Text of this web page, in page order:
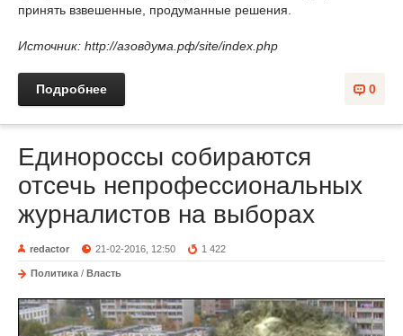
принять взвешенные, продуманные решения.
Источник: http://азовдума.рф/site/index.php
0
Подробнее
Единороссы собираются
отсечь непрофессиональных
журналистов на выборах
redactor 21-02-2016, 12:50 1 422
Политика / Власть